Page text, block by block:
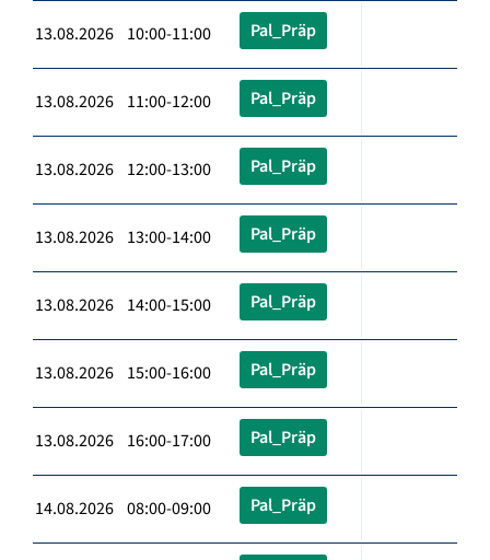
13.08.2026 10:00-11:00 Pal_Präp
13.08.2026 11:00-12:00 Pal_Präp
13.08.2026 12:00-13:00 Pal_Präp
13.08.2026 13:00-14:00 Pal_Präp
13.08.2026 14:00-15:00 Pal_Präp
13.08.2026 15:00-16:00 Pal_Präp
13.08.2026 16:00-17:00 Pal_Präp
14.08.2026 08:00-09:00 Pal_Präp